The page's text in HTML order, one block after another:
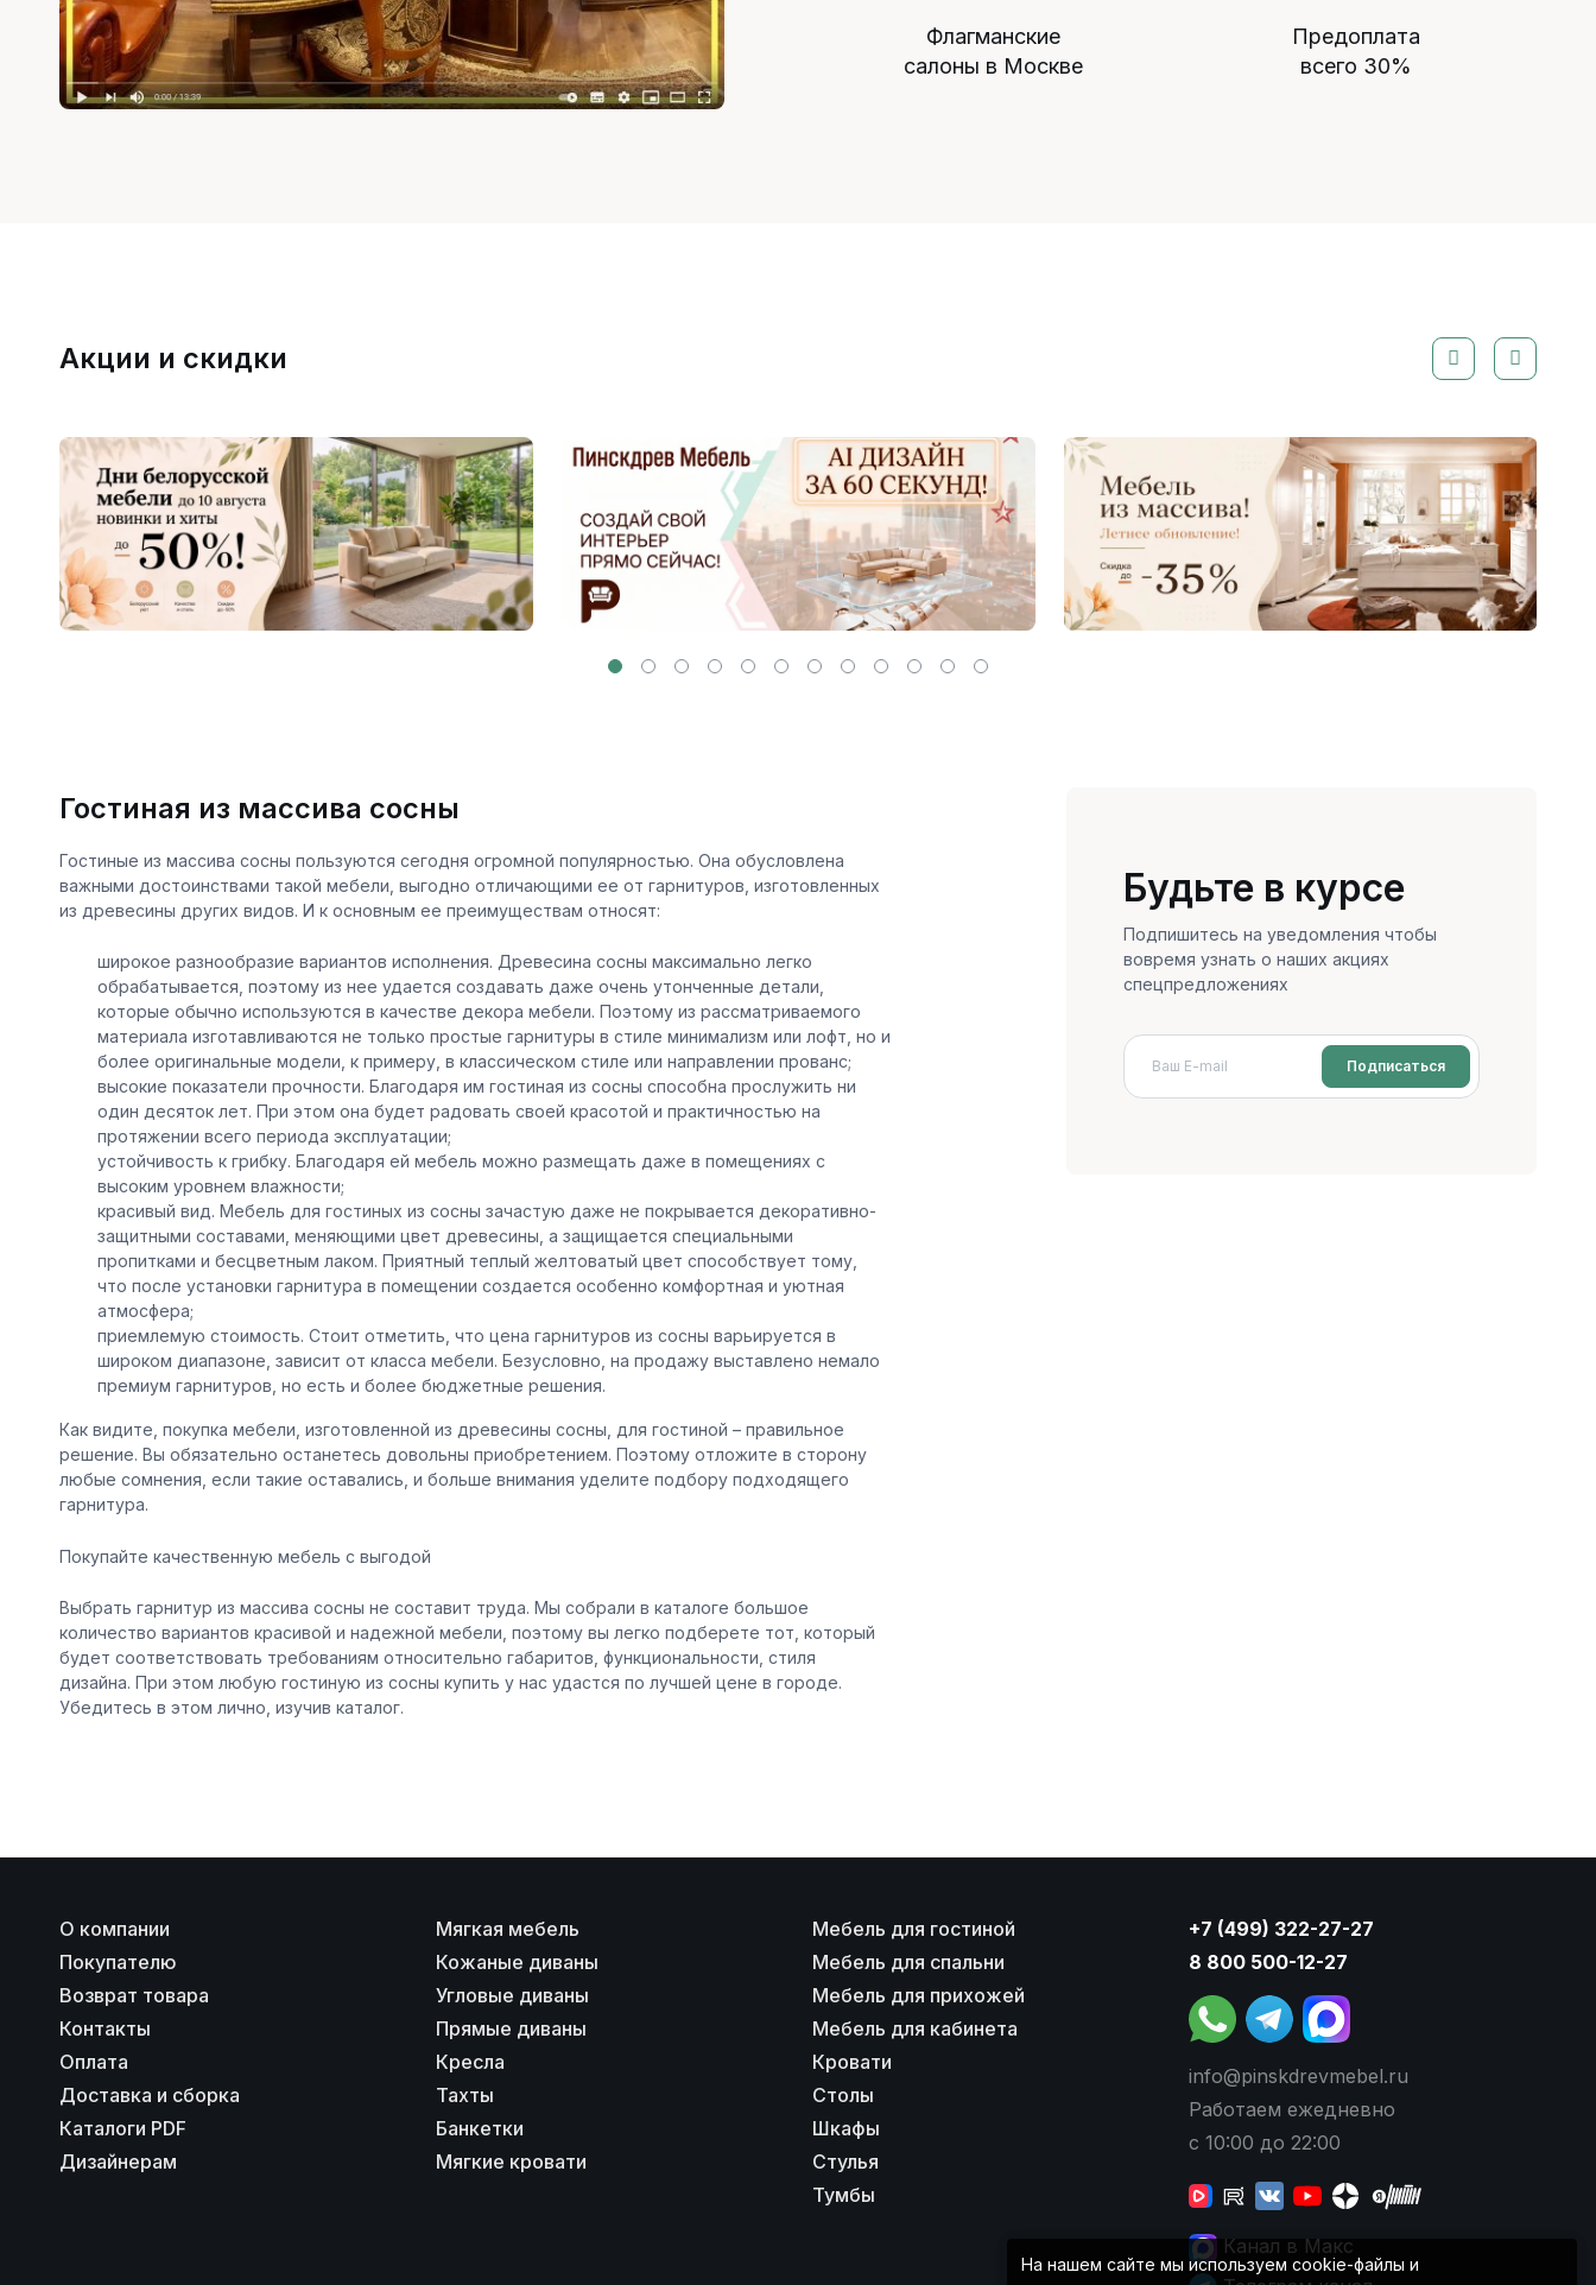
Флагманские
салоны в Москве
Предоплата
всего 30%
Акции и скидки
Гостиная из массива сосны
Гостиные из массива сосны пользуются сегодня огромной популярностью. Она обусловлена
важными достоинствами такой мебели, выгодно отличающими ее от гарнитуров, изготовленных
из древесины других видов. И к основным ее преимуществам относят:
широкое разнообразие вариантов исполнения. Древесина сосны максимально легко
обрабатывается, поэтому из нее удается создавать даже очень утонченные детали,
которые обычно используются в качестве декора мебели. Поэтому из рассматриваемого
материала изготавливаются не только простые гарнитуры в стиле минимализм или лофт, но и
более оригинальные модели, к примеру, в классическом стиле или направлении прованс;
высокие показатели прочности. Благодаря им гостиная из сосны способна прослужить ни
один десяток лет. При этом она будет радовать своей красотой и практичностью на
протяжении всего периода эксплуатации;
устойчивость к грибку. Благодаря ей мебель можно размещать даже в помещениях с
высоким уровнем влажности;
красивый вид. Мебель для гостиных из сосны зачастую даже не покрывается декоративно-
защитными составами, меняющими цвет древесины, а защищается специальными
пропитками и бесцветным лаком. Приятный теплый желтоватый цвет способствует тому,
что после установки гарнитура в помещении создается особенно комфортная и уютная
атмосфера;
приемлемую стоимость. Стоит отметить, что цена гарнитуров из сосны варьируется в
широком диапазоне, зависит от класса мебели. Безусловно, на продажу выставлено немало
премиум гарнитуров, но есть и более бюджетные решения.
Как видите, покупка мебели, изготовленной из древесины сосны, для гостиной – правильное
решение. Вы обязательно останетесь довольны приобретением. Поэтому отложите в сторону
любые сомнения, если такие оставались, и больше внимания уделите подбору подходящего
гарнитура.
Покупайте качественную мебель с выгодой
Выбрать гарнитур из массива сосны не составит труда. Мы собрали в каталоге большое
количество вариантов красивой и надежной мебели, поэтому вы легко подберете тот, который
будет соответствовать требованиям относительно габаритов, функциональности, стиля
дизайна. При этом любую гостиную из сосны купить у нас удастся по лучшей цене в городе.
Убедитесь в этом лично, изучив каталог.
Будьте в курсе
Подпишитесь на уведомления чтобы
вовремя узнать о наших акциях
спецпредложениях
Подписаться
О компании
Покупателю
Возврат товара
Контакты
Оплата
Доставка и сборка
Каталоги PDF
Дизайнерам
Мягкая мебель
Кожаные диваны
Угловые диваны
Прямые диваны
Кресла
Тахты
Банкетки
Мягкие кровати
Мебель для гостиной
Мебель для спальни
Мебель для прихожей
Мебель для кабинета
Кровати
Столы
Шкафы
Стулья
Тумбы
+7 (499) 322-27-27
8 800 500-12-27
info@pinskdrevmebel.ru
Работаем ежедневно
с 10:00 до 22:00
Канал в Макс
На нашем сайте мы используем cookie-файлы и